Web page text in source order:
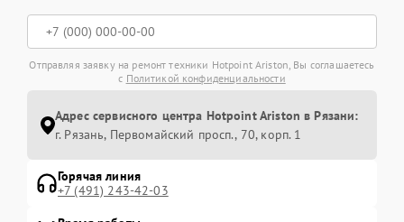
Отправляя заявку на ремонт техники Hotpoint Ariston, Вы соглашаетесь
с Политикой конфиденциальности
Адрес сервисного центра Hotpoint Ariston в Рязани:
г. Рязань, Первомайский просп., 70, корп. 1
Горячая линия
+7 (491) 243-42-03